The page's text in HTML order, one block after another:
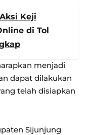
Keji
di Tol
menjadi
dapat dilakukan
telah disiapkan
Sijunjung